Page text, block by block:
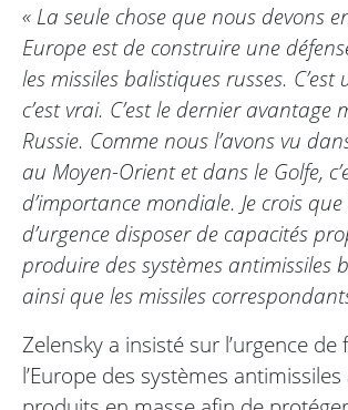
« La seule chose que nous devons
Europe est de construire une
les missiles balistiques russes.
c’est vrai. C’est le dernier avantage
Russie. Comme nous l’avons vu
au Moyen-Orient et dans le Golfe,
d’importance mondiale. Je crois
d’urgence disposer de capacités
produire des systèmes antimissiles
ainsi que les missiles
Zelensky a insisté sur l’urgence de
l’Europe des systèmes